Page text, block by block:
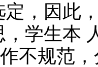
，因此
学生本
不规范